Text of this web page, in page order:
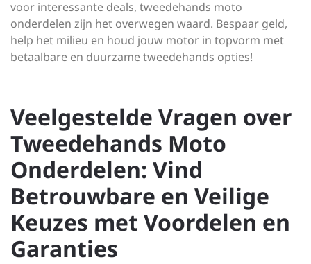
voor interessante deals, tweedehands moto
onderdelen zijn het overwegen waard. Bespaar geld,
help het milieu en houd jouw motor in topvorm met
betaalbare en duurzame tweedehands opties!
Veelgestelde Vragen over
Tweedehands Moto
Onderdelen: Vind
Betrouwbare en Veilige
Keuzes met Voordelen en
Garanties